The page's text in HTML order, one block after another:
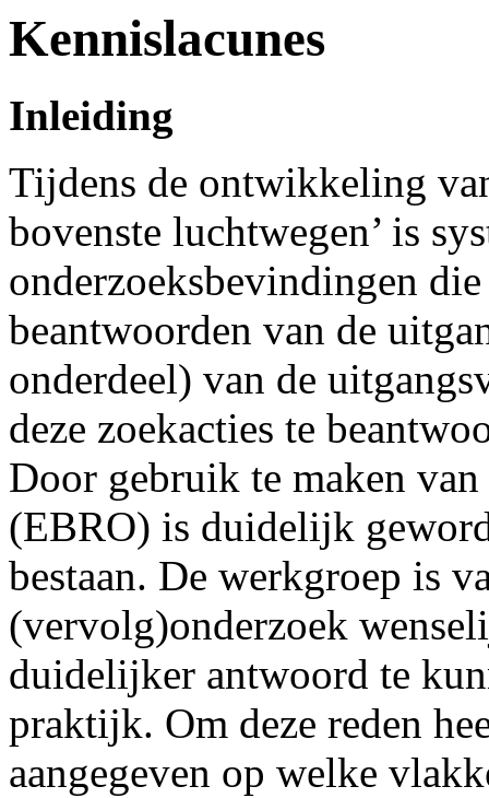
Kennislacunes
Inleiding
Tijdens de ontwikkeling
bovenste luchtwegen’ is
onderzoeksbevindingen
beantwoorden van de
onderdeel) van de
deze zoekacties te
Door gebruik te maken
(EBRO) is duidelijk
bestaan. De werkgroep is
(vervolg)onderzoek
duidelijker antwoord te
praktijk. Om deze reden
aangegeven op welke